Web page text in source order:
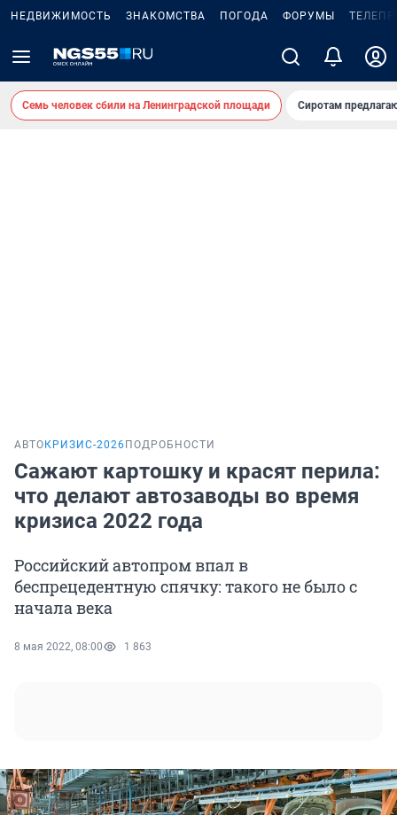
НЕДВИЖИМОСТЬ ЗНАКОМСТВА ПОГОДА ФОРУМЫ
Семь человек сбили на Ленинградской площади Сиротам
АВТО КРИЗИС-2026 ПОДРОБНОСТИ
Сажают картошку и красят перила:
что делают автозаводы во время
кризиса 2022 года
Российский автопром впал в
беспрецедентную спячку: такого не было с
начала века
8 мая 2022, 08:00 1 863